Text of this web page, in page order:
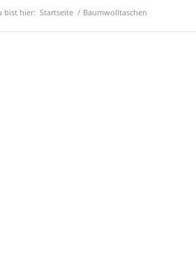
bist hier: Startseite / Baumwolltaschen